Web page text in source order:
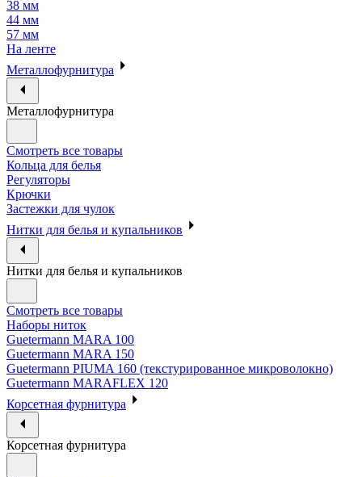
38 мм
44 мм
57 мм
На ленте
Металлофурнитура
Металлофурнитура
Смотреть все товары
Кольца для белья
Регуляторы
Крючки
Застежки для чулок
Нитки для белья и купальников
Нитки для белья и купальников
Смотреть все товары
Наборы ниток
Guetermann MARA 100
Guetermann MARA 150
Guetermann PIUMA 160 (текстурированное микроволокно)
Guetermann MARAFLEX 120
Корсетная фурнитура
Корсетная фурнитура